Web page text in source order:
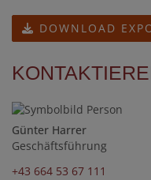
DOWNLOAD
Günter Harrer
Geschäftsführung
+43 664 53 67 111